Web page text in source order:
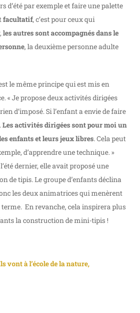
d’été par exemple et faire une palette
facultatif, c’est pour ceux qui
les autres sont accompagnés dans le
, la deuxième personne adulte
le même principe qui est mis en
« Je propose deux activités dirigées
d’imposé. Si l’enfant a envie de faire
Les activités dirigées sont pour moi un
enfants et leurs jeux libres. Cela peut
d’apprendre une technique. »
dernier, elle avait proposé une
de tipis. Le groupe d’enfants déclina
les deux animatrices qui menèrent
terme. En revanche, cela inspirera plus
la construction de mini-tipis !
vont à l’école de la nature,